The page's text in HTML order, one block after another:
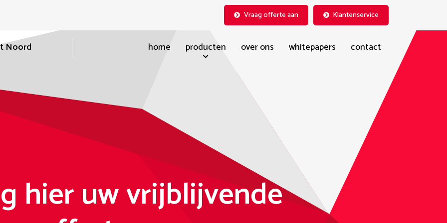
Vraag offerte aan Klantenservice
Noord home producten over ons whitepapers contact
hier uw vrijblijvende